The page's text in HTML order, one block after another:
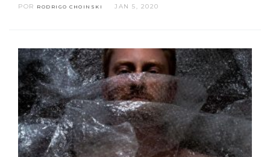
POR RODRIGO CHOINSKI JAN 5, 2020